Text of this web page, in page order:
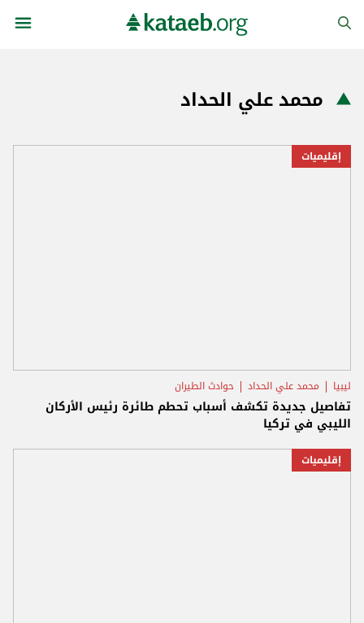
محمد علي الحداد
إقليميات
ليبيا محمد علي الحداد حوادث الطيران
تفاصيل جديدة تكشف أسباب تحطم طائرة رئيس الأركان
الليبي في تركيا
إقليميات